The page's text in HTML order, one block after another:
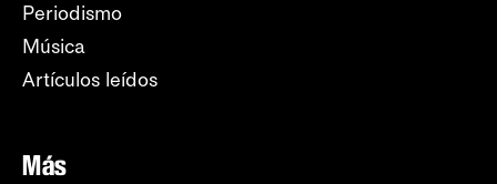
Periodismo
Música
Artículos leídos
Más